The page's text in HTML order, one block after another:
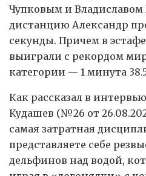
Чупковым и
дистанцию Александр
секунды. Причем в
выиграли с рекордом
категории — 1 минута
Как рассказал в
Кудашев (№26 от
самая затратная
представляете себе
дельфинов над водой,